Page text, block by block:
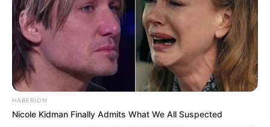
HABERION
Nicole Kidman Finally Admits What We All Suspected